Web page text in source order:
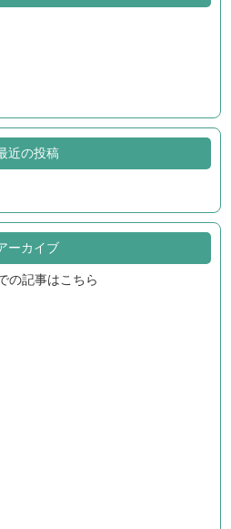
近の投稿
ーカイブ
の記事はこちら